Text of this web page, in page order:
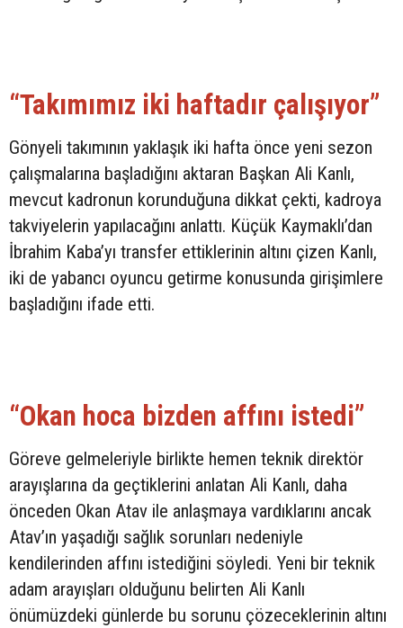
“Takımımız iki haftadır çalışıyor”
Gönyeli takımının yaklaşık iki hafta önce yeni sezon
çalışmalarına başladığını aktaran Başkan Ali Kanlı,
mevcut kadronun korunduğuna dikkat çekti, kadroya
takviyelerin yapılacağını anlattı. Küçük Kaymaklı’dan
İbrahim Kaba’yı transfer ettiklerinin altını çizen Kanlı,
iki de yabancı oyuncu getirme konusunda girişimlere
başladığını ifade etti.
“Okan hoca bizden affını istedi”
Göreve gelmeleriyle birlikte hemen teknik direktör
arayışlarına da geçtiklerini anlatan Ali Kanlı, daha
önceden Okan Atav ile anlaşmaya vardıklarını ancak
Atav’ın yaşadığı sağlık sorunları nedeniyle
kendilerinden affını istediğini söyledi. Yeni bir teknik
adam arayışları olduğunu belirten Ali Kanlı
önümüzdeki günlerde bu sorunu çözeceklerinin altını